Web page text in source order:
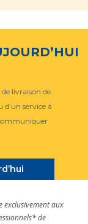
livraison de
service à
exclusivement aux
de